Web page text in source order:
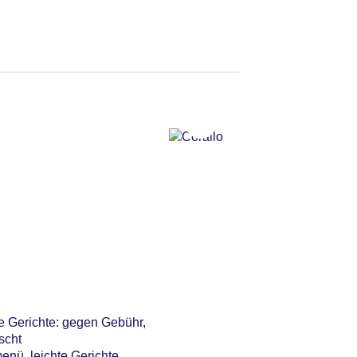
überdacht,
Coffee Breaks:
Gerichte: gegen Gebühr,